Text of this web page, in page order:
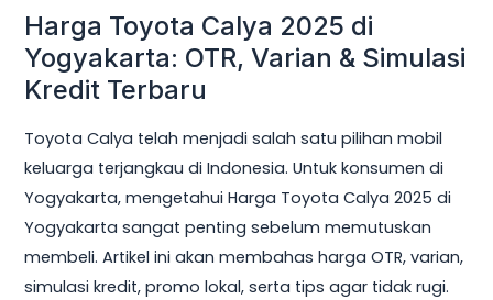
Harga Toyota Calya 2025 di
Yogyakarta: OTR, Varian & Simulasi
Kredit Terbaru
Toyota Calya telah menjadi salah satu pilihan mobil
keluarga terjangkau di Indonesia. Untuk konsumen di
Yogyakarta, mengetahui Harga Toyota Calya 2025 di
Yogyakarta sangat penting sebelum memutuskan
membeli. Artikel ini akan membahas harga OTR, varian,
simulasi kredit, promo lokal, serta tips agar tidak rugi.
Terbaru